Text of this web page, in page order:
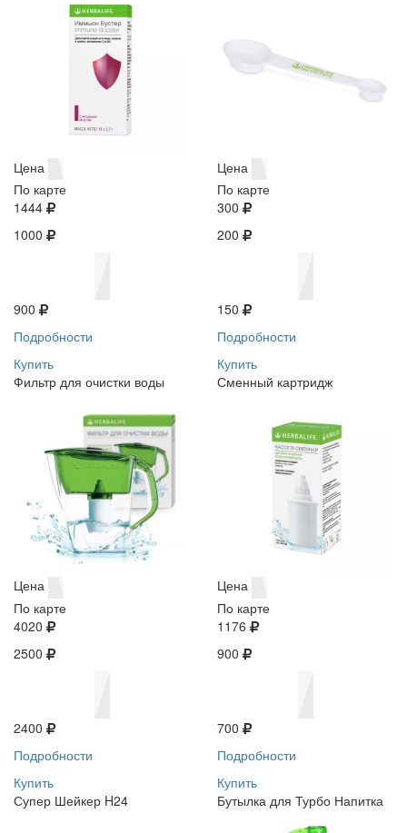
Цена
По карте
1444
1000
900
Подробности
Купить
Цена
По карте
300
200
150
Подробности
Купить
Фильтр для очистки воды
Цена
По карте
4020
2500
2400
Подробности
Купить
Сменный картридж
Цена
По карте
1176
900
700
Подробности
Купить
Супер Шейкер H24
Бутылка для Турбо Напитка